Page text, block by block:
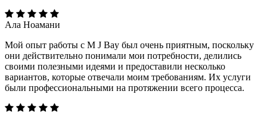
Ала Ноамани
Мой опыт работы с M J Bay был очень приятным, поскольку
они действительно понимали мои потребности, делились
своими полезными идеями и предоставили несколько
вариантов, которые отвечали моим требованиям. Их услуги
были профессиональными на протяжении всего процесса.